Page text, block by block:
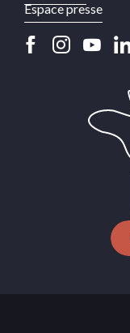
Espace presse